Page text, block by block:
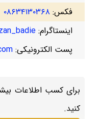
فکس: ۰۸۶۳۴۱۳۰۳۶۸
اینستاگرام:
پست الکترونیکی:
برای کسب اطلاعات
کنید.